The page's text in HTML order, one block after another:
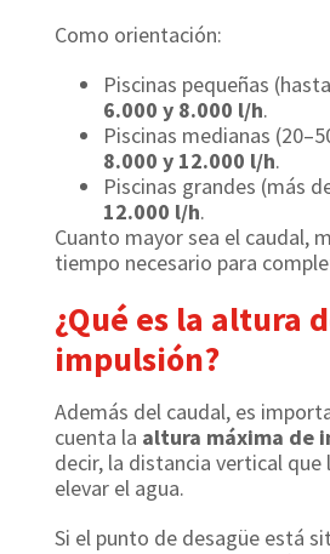
Como orientación:
Piscinas pequeñas
6.000 y 8.000 l/h.
Piscinas medianas
8.000 y 12.000 l/h.
Piscinas grandes (más
12.000 l/h.
Cuanto mayor sea el caudal,
tiempo necesario para
¿Qué es la altura
impulsión?
Además del caudal, es
cuenta la altura máxima de
decir, la distancia vertical que
elevar el agua.
Si el punto de desagüe está